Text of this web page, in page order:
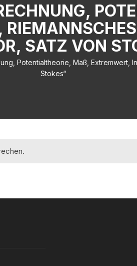
SATZ VON
Potentialtheorie, Maß, Extremwert,
Stokes“